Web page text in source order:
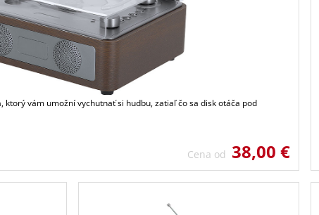
ktorý vám umožní vychutnať si hudbu, zatiaľ čo sa disk otáča pod
Cena od 38,00 €